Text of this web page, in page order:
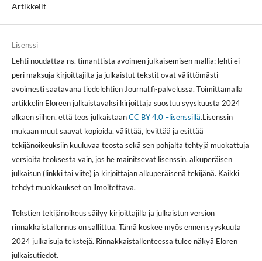
Artikkelit
Lisenssi
Lehti noudattaa ns. timanttista avoimen julkaisemisen mallia: lehti ei
peri maksuja kirjoittajilta ja julkaistut tekstit ovat välittömästi
avoimesti saatavana tiedelehtien Journal.fi-palvelussa. Toimittamalla
artikkelin Eloreen julkaistavaksi kirjoittaja suostuu syyskuusta 2024
alkaen siihen, että teos julkaistaanCC BY 4.0 –lisenssillä.Lisenssin
mukaan muut saavat kopioida, välittää, levittää ja esittää
tekijänoikeuksiin kuuluvaa teosta sekä sen pohjalta tehtyjä muokattuja
versioita teoksesta vain, jos he mainitsevat lisenssin, alkuperäisen
julkaisun (linkki tai viite) ja kirjoittajan alkuperäisenä tekijänä. Kaikki
tehdyt muokkaukset on ilmoitettava.
Tekstien tekijänoikeus säilyy kirjoittajilla ja julkaistun version
rinnakkaistallennus on sallittua. Tämä koskee myös ennen syyskuuta
2024 julkaisuja tekstejä. Rinnakkaistallenteessa tulee näkyä Eloren
julkaisutiedot.